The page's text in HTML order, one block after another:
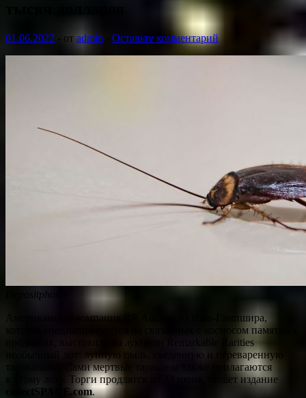
01.06.2022 от admin Оставьте комментарий
Depositphotos
Американская компания RR Auction из Нью-Гэмпшира,
которая специализируется на связанных с космосом памятных
предметах, выставила на аукцион Remarkable Rarities
необычный лот: лунную пыль, съеденную и переваренную
тараканами. Сами мертвые тараканы также прилагаются
к этому лоту. Торги продлятся до 23 июня, пишет издание
collectSPACE.com.